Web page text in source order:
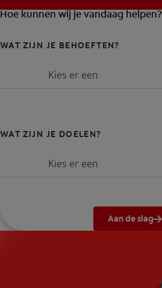
Hoe kunnen wij je vandaag helpen?
WAT ZIJN JE BEHOEFTEN?
Kies er een
WAT ZIJN JE DOELEN?
Kies er een
Aan de slag